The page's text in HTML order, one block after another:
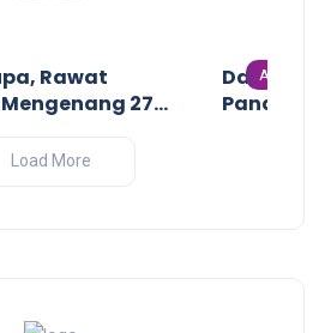
Rawat
27
Massal oleh
Aksi
Dari
Load More